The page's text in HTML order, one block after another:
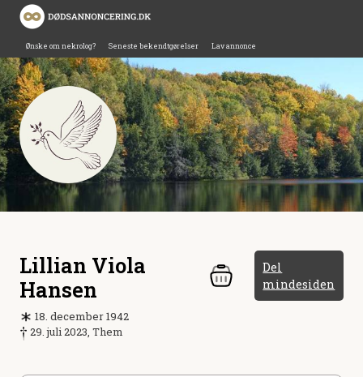
Ønske om nekrolog? Seneste bekendtgørelser Lav annonce
Lillian Viola
Hansen
Del
mindesiden
18. december 1942
29. juli 2023, Them